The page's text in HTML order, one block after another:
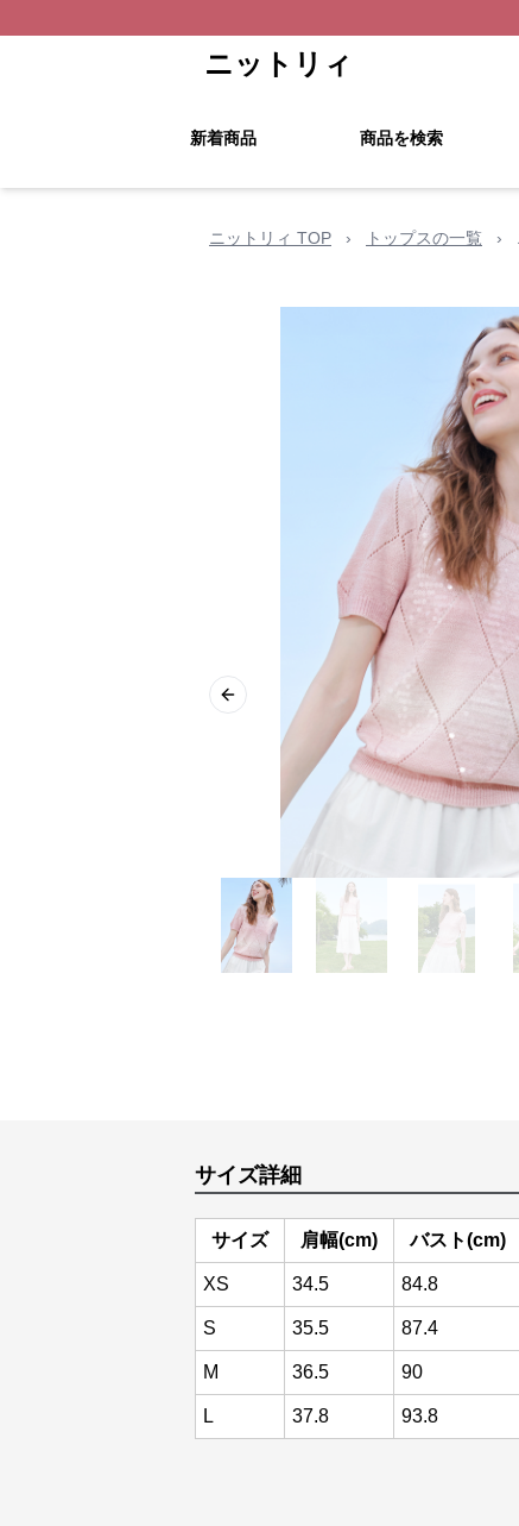
ニットリィ
新着商品 商品を検索
ニットリィ TOP › トップスの一覧 ›
Previous slide
サイズ詳細
サイズ 肩幅(cm) バスト(cm)
XS 34.5 84.8
S 35.5 87.4
M 36.5 90
L 37.8 93.8